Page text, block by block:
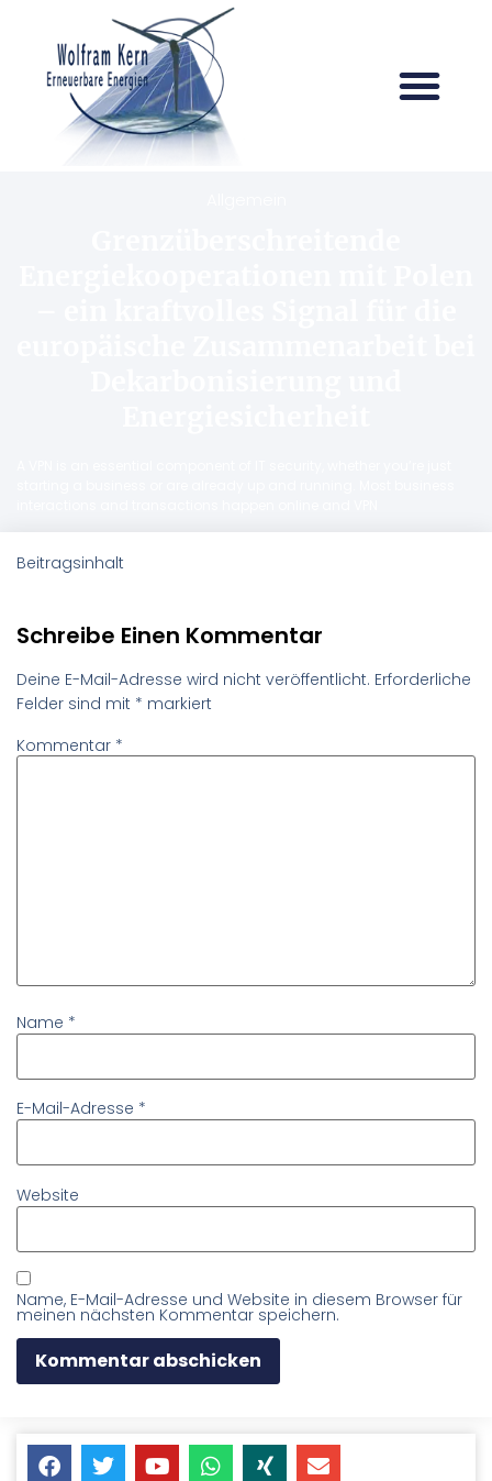
Beitragsinhalt
Schreibe Einen Kommentar
Deine E-Mail-Adresse wird nicht veröffentlicht. Erforderliche
Felder sind mit * markiert
Kommentar *
Name *
E-Mail-Adresse *
Website
Name, E-Mail-Adresse und Website in diesem Browser für
meinen nächsten Kommentar speichern.